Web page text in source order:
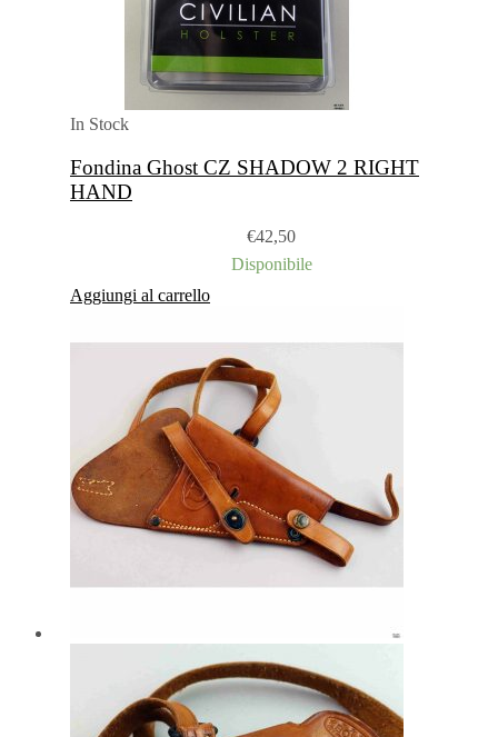
In Stock
Fondina Ghost CZ SHADOW 2 RIGHT
HAND
€42,50
Disponibile
Aggiungi al carrello